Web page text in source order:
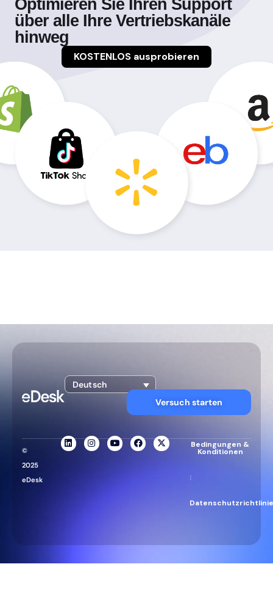
Optimieren Sie Ihren Support
über alle Ihre Vertriebskanäle
hinweg
KOSTENLOS ausprobieren
Deutsch
Versuch starten
©
2025
eDesk
Bedingungen &
Konditionen
|
Datenschutzrichtlinie